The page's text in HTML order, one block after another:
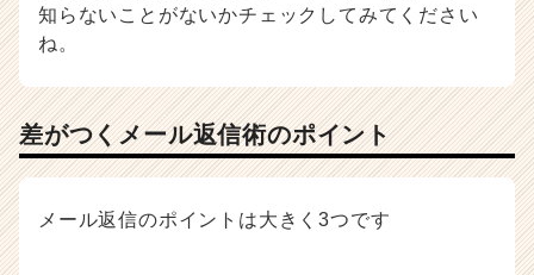
C
e
r）
知らないことがないかチェックしてみてください
ね。
差がつくメール返信術のポイント
メール返信のポイントは大きく3つです